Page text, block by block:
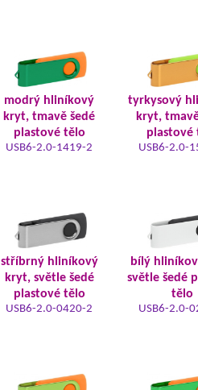
modrý hliníkový
kryt, tmavě šedé
plastové tělo
USB6-2.0-1419-2
tyrkysový
kryt,
plastové
USB6-2.0-
stříbrný hliníkový
kryt, světle šedé
plastové tělo
USB6-2.0-0420-2
bílý
světle šedé
tělo
USB6-2.0-